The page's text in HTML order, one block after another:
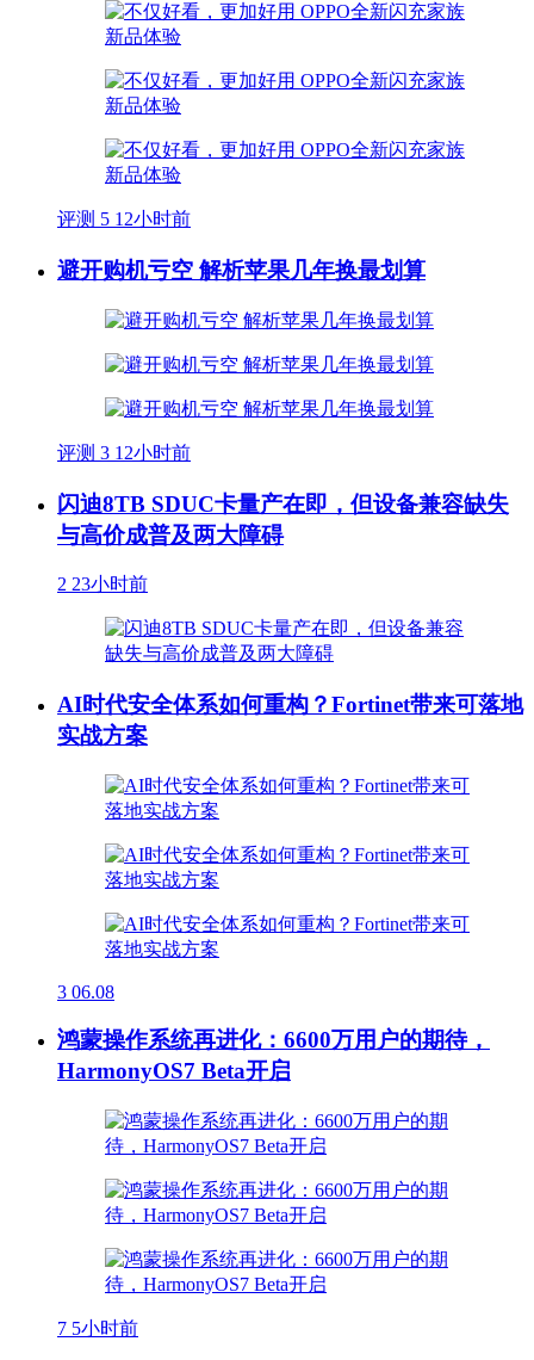
评测 5 12小时前
避开购机亏空 解析苹果几年换最划算
评测 3 12小时前
闪迪8TB SDUC卡量产在即，但设备兼容缺失
与高价成普及两大障碍
2 23小时前
AI时代安全体系如何重构？Fortinet带来可落地
实战方案
3 06.08
鸿蒙操作系统再进化：6600万用户的期待，
HarmonyOS7 Beta开启
7 5小时前